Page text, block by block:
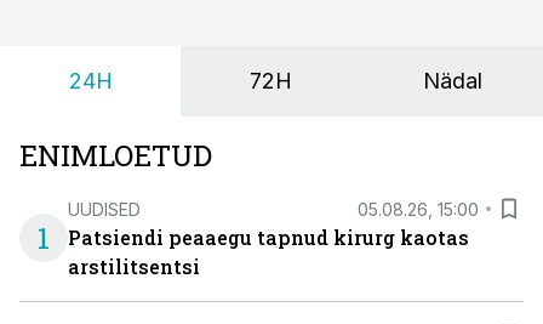
24H 72H Nädal
ENIMLOETUD
1
UUDISED 05.08.26, 15:00
Patsiendi peaaegu tapnud kirurg kaotas
arstilitsentsi